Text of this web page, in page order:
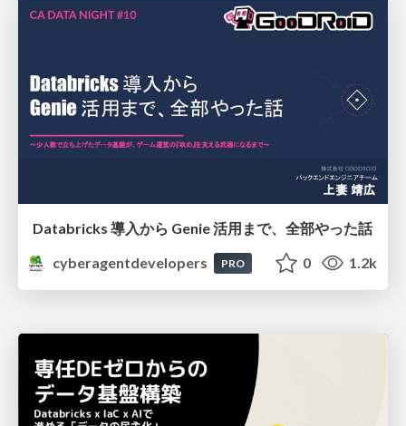
Databricks 導入から Genie 活用まで、全部やった話
cyberagentdevelopers
PRO 0 1.2k